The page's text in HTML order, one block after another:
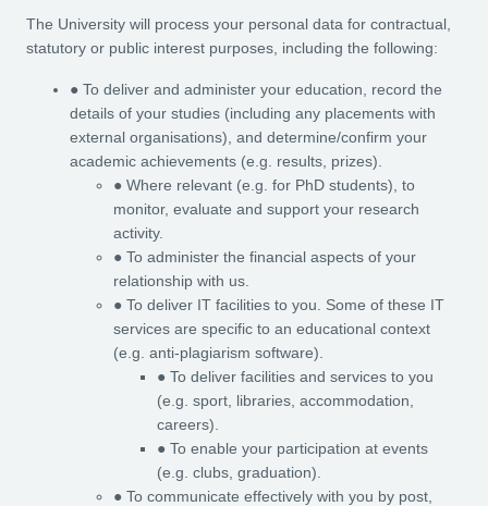
The University will process your personal data for contractual,
statutory or public interest purposes, including the following:
● To deliver and administer your education, record the
details of your studies (including any placements with
external organisations), and determine/confirm your
academic achievements (e.g. results, prizes).
● Where relevant (e.g. for PhD students), to
monitor, evaluate and support your research
activity.
● To administer the financial aspects of your
relationship with us.
● To deliver IT facilities to you. Some of these IT
services are specific to an educational context
(e.g. anti-plagiarism software).
● To deliver facilities and services to you
(e.g. sport, libraries, accommodation,
careers).
● To enable your participation at events
(e.g. clubs, graduation).
● To communicate effectively with you by post,